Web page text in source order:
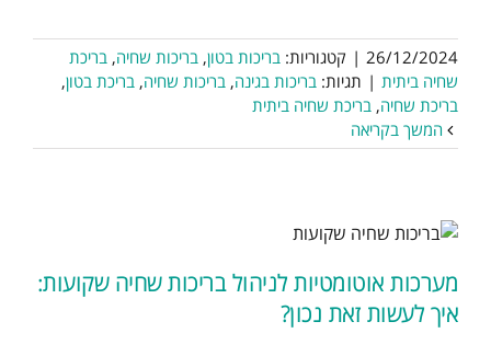
26/12/2024
| קטגוריות: בריכות בטון, בריכות שחיה, בריכת
שחיה ביתית | תגיות: בריכות בגינה, בריכות שחיה, בריכת בטון,
בריכת שחיה, בריכת שחיה ביתית
המשך בקריאה
מערכות אוטומטיות לניהול בריכות שחיה שקועות:
איך לעשות זאת נכון?